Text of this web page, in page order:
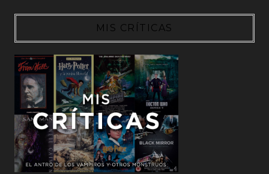
MIS CRÍTICAS